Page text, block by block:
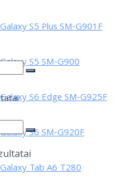
Galaxy S5 Plus SM-G901F
Galaxy S5 SM-G900
Galaxy S6 Edge SM-G925F
Galaxy S6 SM-G920F
Galaxy Tab A6 T280